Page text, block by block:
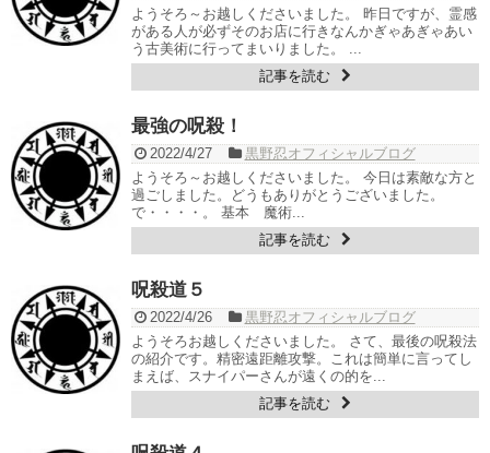
ようそろ～お越しくださいました。 昨日ですが、霊感
がある人が必ずそのお店に行きなんかぎゃあぎゃあい
う古美術に行ってまいりました。 ...
記事を読む
最強の呪殺！
2022/4/27
黒野忍オフィシャルブログ
ようそろ～お越しくださいました。 今日は素敵な方と
過ごしました。どうもありがとうございました。
で・・・・。 基本 魔術...
記事を読む
呪殺道５
2022/4/26
黒野忍オフィシャルブログ
ようそろお越しくださいました。 さて、最後の呪殺法
の紹介です。精密遠距離攻撃。これは簡単に言ってし
まえば、スナイパーさんが遠くの的を...
記事を読む